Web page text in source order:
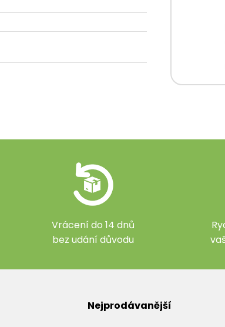
Vrácení do 14 dnů
bez udání důvodu
Nejprodávanější